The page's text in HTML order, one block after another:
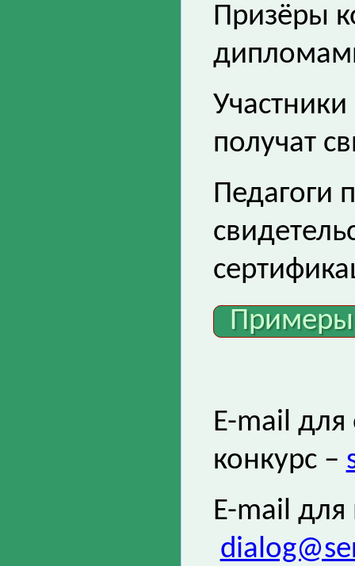
Призёры
получат
Педагоги
Примеры
E-mail
конкурс –
E-mail для